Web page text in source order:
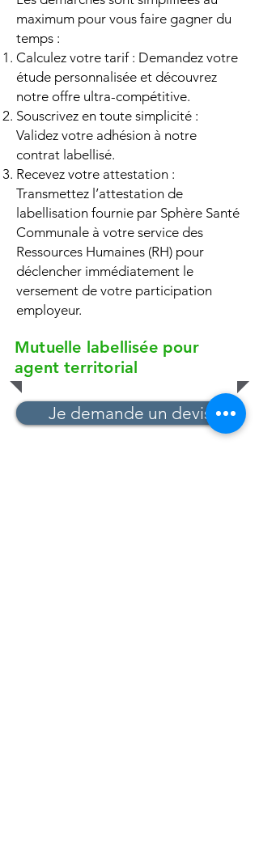
maximum pour vous faire gagner du
temps :
Calculez votre tarif : Demandez votre
étude personnalisée et découvrez
notre offre ultra-compétitive.
Souscrivez en toute simplicité :
Validez votre adhésion à notre
contrat labellisé.
Recevez votre attestation :
Transmettez l’attestation de
labellisation fournie par Sphère Santé
Communale à votre service des
Ressources Humaines (RH) pour
déclencher immédiatement le
versement de votre participation
employeur.
Mutuelle labellisée pour
agent territorial
Je demande un devis